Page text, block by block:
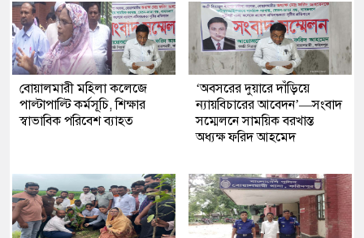
বোয়ালমারী মহিলা কলেজে
পাল্টাপাল্টি কর্মসূচি, শিক্ষার
স্বাভাবিক পরিবেশ ব্যাহত
‘অবসরের দুয়ারে দাঁড়িয়ে
ন্যায়বিচারের আবেদন’—সংবাদ
সম্মেলনে সাময়িক বরখাস্ত
অধ্যক্ষ ফরিদ আহমেদ